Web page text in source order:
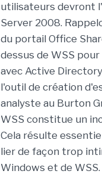
utilisateurs devront
Server 2008.
du portail Office
dessus de WSS
avec Active
l'outil de création
analyste au Burton
WSS constitue un
Cela résulte
lier de façon trop
Windows et de